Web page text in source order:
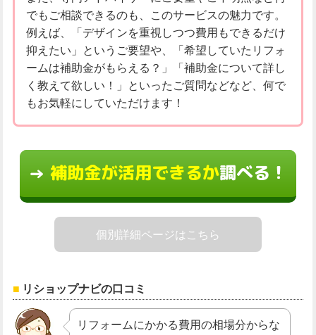
でもご相談できるのも、このサービスの魅力です。
例えば、「デザインを重視しつつ費用もできるだけ
抑えたい」というご要望や、「希望していたリフォ
ームは補助金がもらえる？」「補助金について詳し
く教えて欲しい！」といったご質問などなど、何で
もお気軽にしていただけます！
→ 補助金が活用できるか調べる！
個別詳細ページはこちら
リショップナビの口コミ
リフォームにかかる費用の相場分からな